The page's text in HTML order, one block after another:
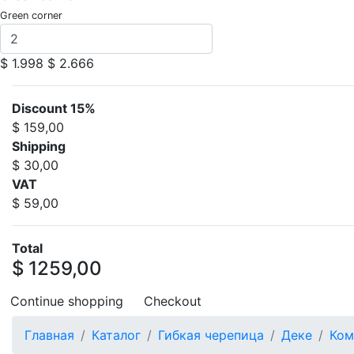
Green corner
$ 1.998 $ 2.666
Discount 15%
$ 159,00
Shipping
$ 30,00
VAT
$ 59,00
Total
$ 1259,00
Continue shopping Checkout
Главная Каталог Гибкая черепица Деке